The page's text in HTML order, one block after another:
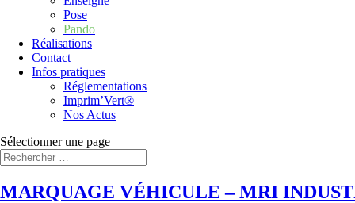
Pose
Pando
Réalisations
Contact
Infos pratiques
Réglementations
Imprim’Vert®
Nos Actus
Sélectionner une page
MARQUAGE VÉHICULE – MRI